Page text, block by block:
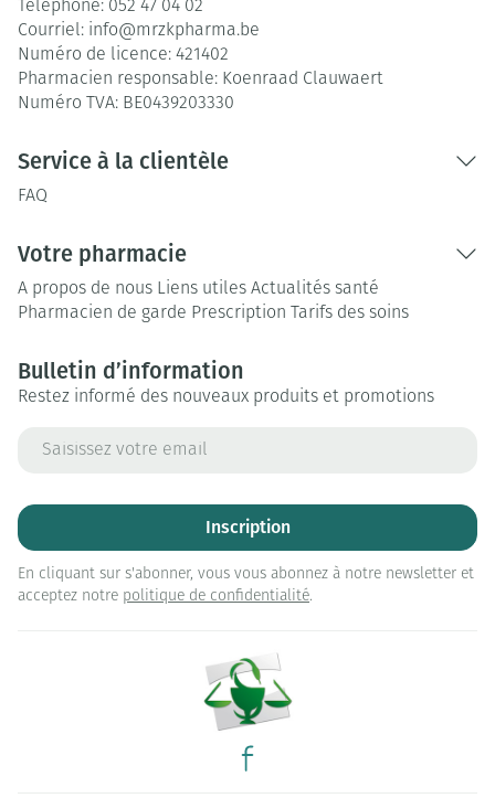
Téléphone: 052 47 04 02
Courriel: info@mrzkpharma.be
Numéro de licence: 421402
Pharmacien responsable: Koenraad Clauwaert
Numéro TVA: BE0439203330
Service à la clientèle
FAQ
Votre pharmacie
A propos de nous Liens utiles Actualités santé
Pharmacien de garde Prescription Tarifs des soins
Bulletin d’information
Restez informé des nouveaux produits et promotions
Inscription
En cliquant sur s'abonner, vous vous abonnez à notre newsletter et
acceptez notre politique de confidentialité.